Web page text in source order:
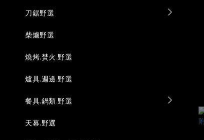
刀鋸野選
柴爐野選
燒烤.焚火.野選
爐具.週邊.野選
餐具.鍋類.野選
天幕.野選